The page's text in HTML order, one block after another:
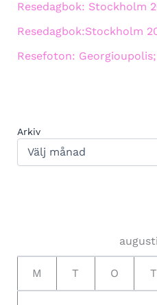
Resedagbok: Stockholm
Resedagbok:Stockholm
Resefoton:
Arkiv
M T O T